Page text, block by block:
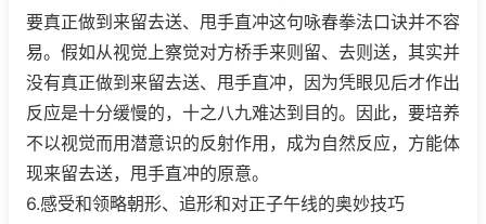
要真正做到来留去送、甩手直冲这句咏春拳法口诀并不容
易。假如从视觉上察觉对方桥手来则留、去则送，其实并
没有真正做到来留去送、甩手直冲，因为凭眼见后才作出
反应是十分缓慢的，十之八九难达到目的。因此，要培养
不以视觉而用潜意识的反射作用，成为自然反应，方能体
现来留去送，甩手直冲的原意。
6.感受和领略朝形、追形和对正子午线的奥妙技巧